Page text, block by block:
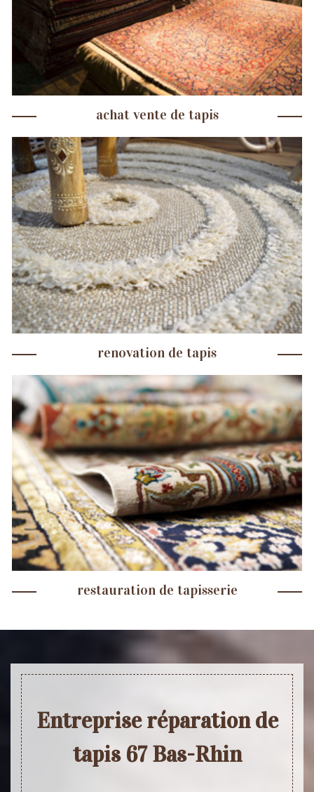
achat vente de tapis
renovation de tapis
restauration de tapisserie
Entreprise réparation de
tapis 67 Bas-Rhin